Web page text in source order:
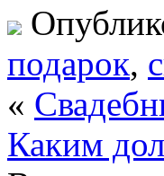
подарок,
«
Каким